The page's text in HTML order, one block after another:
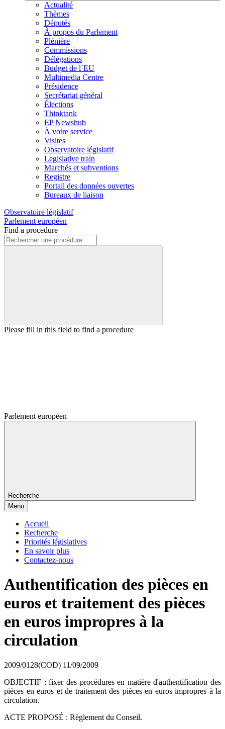
Actualité
Thèmes
Députés
À propos du Parlement
Plénière
Commissions
Délégations
Budget de l´EU
Multimedia Centre
Présidence
Secrétariat général
Élections
Thinktank
EP Newshub
À votre service
Visites
Observatoire législatif
Legislative train
Marchés et subventions
Registre
Portail des données ouvertes
Bureaux de liaison
Observatoire législatif
Parlement européen
Find a procedure
Please fill in this field to find a procedure
Parlement européen
Recherche
Menu
Accueil
Recherche
Priorités législatives
En savoir plus
Contactez-nous
Authentification des pièces en
euros et traitement des pièces
en euros impropres à la
circulation
2009/0128(COD) 11/09/2009
OBJECTIF : fixer des procédures en matière d'authentification des
pièces en euros et de traitement des pièces en euros impropres à la
circulation.
ACTE PROPOSÉ : Règlement du Conseil.